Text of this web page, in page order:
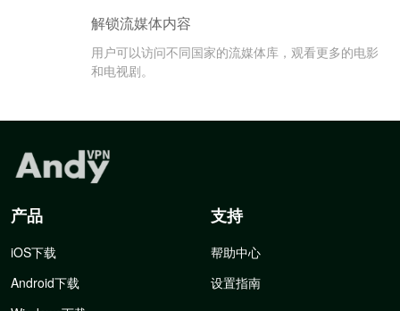
解锁流媒体内容
用户可以访问不同国家的流媒体库，观看更多的电影
和电视剧。
产品
iOS下载
Android下载
支持
帮助中心
设置指南